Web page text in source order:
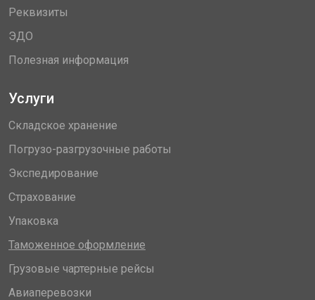
Реквизиты
ЭДО
Полезная информация
Услуги
Складское хранение
Погрузо-разгрузочные работы
Экспедирование
Страхование
Упаковка
Таможенное оформление
Грузовые чартерные рейсы
Авиаперевозки